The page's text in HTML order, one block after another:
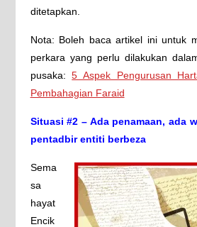
ditetapkan.
Nota: Boleh baca artikel ini untuk
perkara yang perlu dilakukan
pusaka:5 Aspek Pengurusan
Pembahagian Faraid
Situasi #2 – Ada penamaan, ada
pentadbir entiti berbeza
Sema
sa
hayat
Encik